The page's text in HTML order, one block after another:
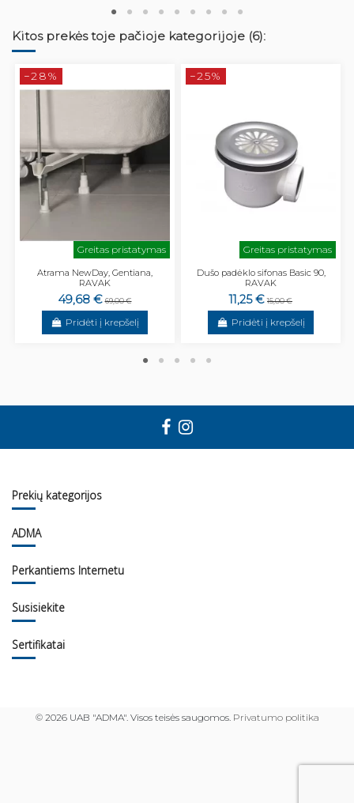
Kitos prekės toje pačioje kategorijoje (6):
−28%
Greitas pristatymas
Atrama NewDay, Gentiana,
RAVAK
49,68 € 69,00 €
Pridėti į krepšelį
−25%
Greitas pristatymas
Dušo padėklo sifonas Basic 90,
RAVAK
11,25 € 15,00 €
Pridėti į krepšelį
Prekių kategorijos
ADMA
Perkantiems Internetu
Susisiekite
Sertifikatai
© 2026 UAB "ADMA". Visos teisės saugomos. Privatumo politika